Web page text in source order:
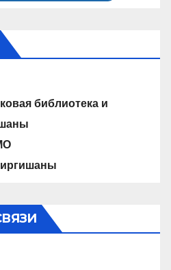
библиотека и